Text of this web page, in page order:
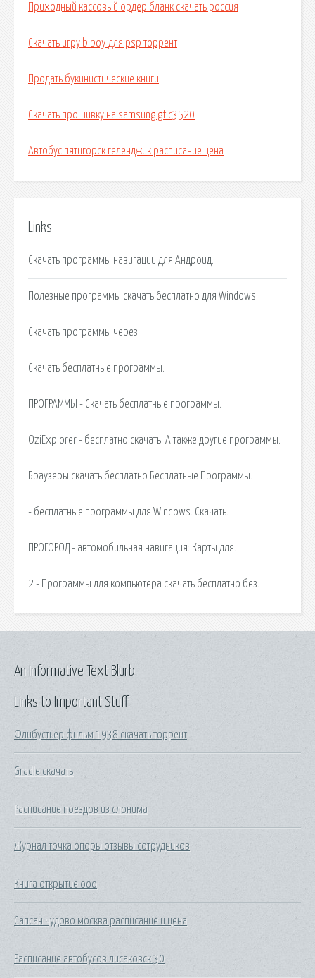
Приходный кассовый ордер бланк скачать россия
Скачать игру b boy для psp торрент
Продать букинистические книги
Скачать прошивку на samsung gt c3520
Автобус пятигорск геленджик расписание цена
Links
Скачать программы навигации для Андроид.
Полезные программы скачать бесплатно для Windows
Скачать программы через.
Скачать бесплатные программы.
ПРОГРАММЫ - Скачать бесплатные программы.
OziExplorer - бесплатно скачать. А также другие программы.
Браузеры скачать бесплатно Бесплатные Программы.
- бесплатные программы для Windows. Скачать.
ПРОГОРОД - автомобильная навигация: Карты для.
2 - Программы для компьютера скачать бесплатно без.
Links to Important Stuff
Флибустьер фильм 1938 скачать торрент
Gradle скачать
Расписание поездов из слонима
Журнал точка опоры отзывы сотрудников
Книга открытие ооо
Сапсан чудово москва расписание и цена
Расписание автобусов лисаковск 30
An Informative Text Blurb